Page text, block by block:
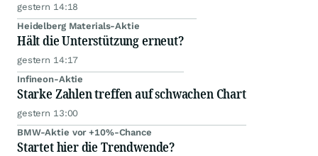
gestern 14:18
Heidelberg Materials-Aktie
Hält die Unterstützung erneut?
gestern 14:17
Infineon-Aktie
Starke Zahlen treffen auf schwachen Chart
gestern 13:00
BMW-Aktie vor +10%-Chance
Startet hier die Trendwende?